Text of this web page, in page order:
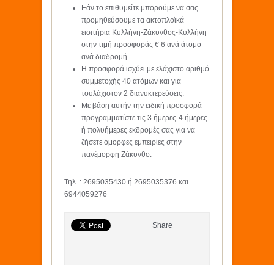
Eάν το επιθυμείτε μπορούμε να σας
προμηθεύσουμε τα ακτοπλοϊκά
εισιτήρια Κυλλήνη-Ζάκυνθος-Κυλλήνη
στην τιμή προσφοράς € 6 ανά άτομο
ανά διαδρομή.
Η προσφορά ισχύει με ελάχιστο αριθμό
συμμετοχής 40 ατόμων και για
τουλάχιστον 2 διανυκτερεύσεις.
Με βάση αυτήν την ειδική προσφορά
προγραμματίστε τις 3 ήμερες-4 ήμερες
ή πολυήμερες εκδρομές σας για να
ζήσετε όμορφες εμπειρίες στην
πανέμορφη Ζάκυνθο.
Τηλ. : 2695035430 ή 2695035376 και
6944059276
Share